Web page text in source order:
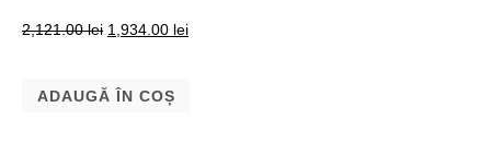
2,121.00lei 1,934.00 lei
ADAUGĂ ÎN COȘ